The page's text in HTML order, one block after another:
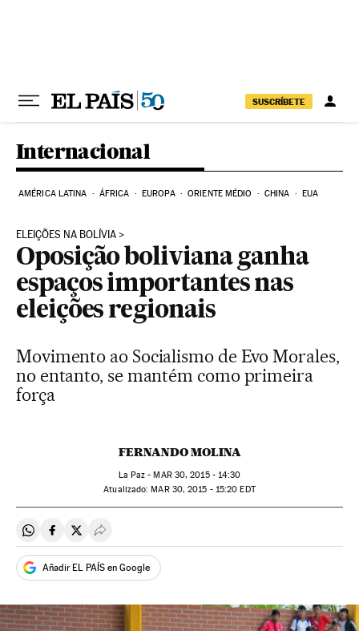
SUSCRÍBETE
Internacional
AMÉRICA LATINA ÁFRICA EUROPA ORIENTE MÉDIO CHINA EUA
ELEIÇÕES NA BOLÍVIA
Oposição boliviana ganha
espaços importantes nas
eleições regionais
Movimento ao Socialismo de Evo Morales,
no entanto, se mantém como primeira
força
FERNANDO MOLINA
La Paz -MAR30, 2015 - 14:30
atualizado: MAR30, 2015 - 15:20 EDT
Compartir en Whatsapp
Compartir en Facebook
Compartir en Twitter
Desplegar Redes Sociales
Añadir EL PAÍS en Google